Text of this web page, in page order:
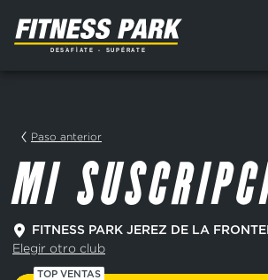
Paso anterior
MI
FITNESS PARK JEREZ DE LA
Elegir otro club
TOP VENTAS